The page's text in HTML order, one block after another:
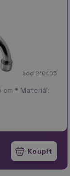
kód 210405
cm * Materiál: